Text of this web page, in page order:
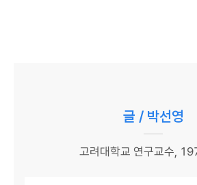
글 / 박선영
고려대학교 연구교수,